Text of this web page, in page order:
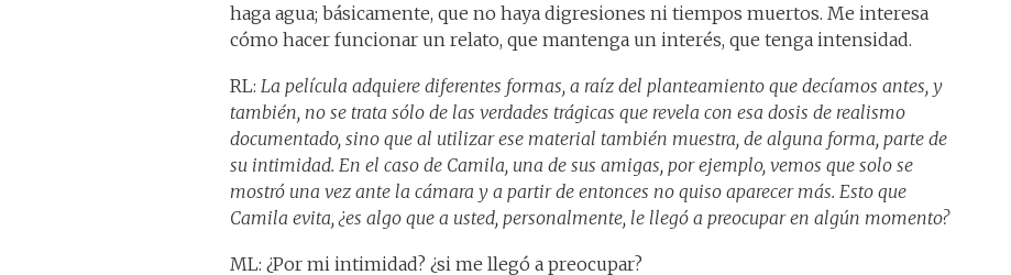
haga agua; básicamente, que no haya digresiones ni tiempos muertos. Me interesa
cómo hacer funcionar un relato, que mantenga un interés, que tenga intensidad.
RL: La película adquiere diferentes formas, a raíz del planteamiento que decíamos antes, y
también, no se trata sólo de las verdades trágicas que revela con esa dosis de realismo
documentado, sino que al utilizar ese material también muestra, de alguna forma, parte de
su intimidad. En el caso de Camila, una de sus amigas, por ejemplo, vemos que solo se
mostró una vez ante la cámara y a partir de entonces no quiso aparecer más. Esto que
Camila evita, ¿es algo que a usted, personalmente, le llegó a preocupar en algún momento?
ML: ¿Por mi intimidad? ¿si me llegó a preocupar?